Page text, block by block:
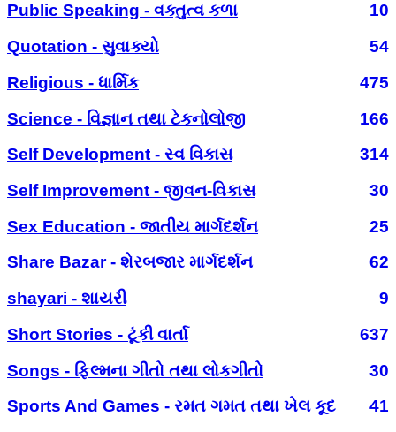
Public Speaking - વક્તુત્વ કળા
10
Quotation - સુવાક્યો
54
Religious - ધાર્મિક
475
Science - વિજ્ઞાન તથા ટેકનોલોજી
166
Self Development - સ્વ વિકાસ
314
Self Improvement - જીવન-વિકાસ
30
Sex Education - જાતીય માર્ગદર્શન
25
Share Bazar - શેરબજાર માર્ગદર્શન
62
shayari - શાયરી
9
Short Stories - ટૂંકી વાર્તા
637
Songs - ફિલ્મના ગીતો તથા લોકગીતો
30
Sports And Games - રમત ગમત તથા ખેલ કૂદ
41